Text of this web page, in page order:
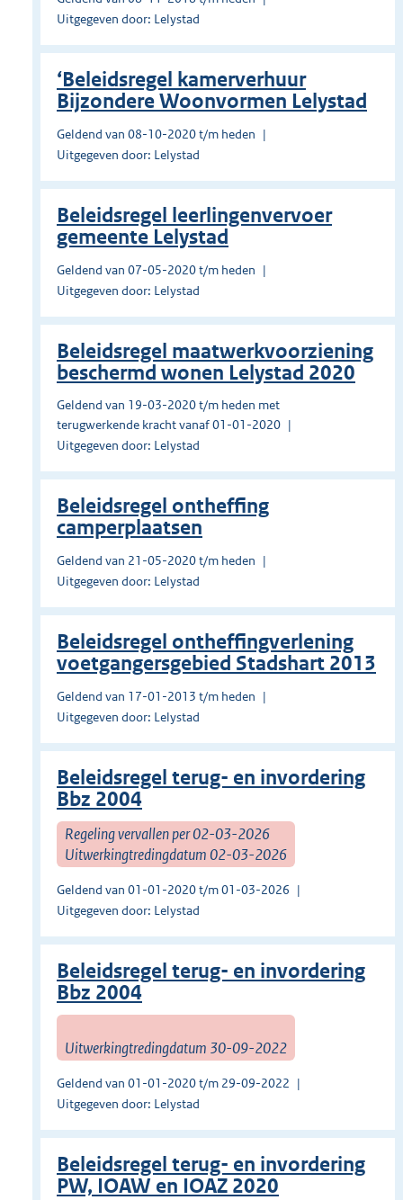
Uitgegeven door: Lelystad
‘Beleidsregel kamerverhuur
Bijzondere Woonvormen Lelystad
Geldend van 08-10-2020 t/m heden
Uitgegeven door: Lelystad
Beleidsregel leerlingenvervoer
gemeente Lelystad
Geldend van 07-05-2020 t/m heden
Uitgegeven door: Lelystad
Beleidsregel maatwerkvoorziening
beschermd wonen Lelystad 2020
Geldend van 19-03-2020 t/m heden met
terugwerkende kracht vanaf 01-01-2020
Uitgegeven door: Lelystad
Beleidsregel ontheffing
camperplaatsen
Geldend van 21-05-2020 t/m heden
Uitgegeven door: Lelystad
Beleidsregel ontheffingverlening
voetgangersgebied Stadshart 2013
Geldend van 17-01-2013 t/m heden
Uitgegeven door: Lelystad
Beleidsregel terug- en invordering
Bbz 2004
Regeling vervallen per 02-03-2026
Uitwerkingtredingdatum 02-03-2026
Geldend van 01-01-2020 t/m 01-03-2026
Uitgegeven door: Lelystad
Beleidsregel terug- en invordering
Bbz 2004
Uitwerkingtredingdatum 30-09-2022
Geldend van 01-01-2020 t/m 29-09-2022
Uitgegeven door: Lelystad
Beleidsregel terug- en invordering
PW, IOAW en IOAZ 2020